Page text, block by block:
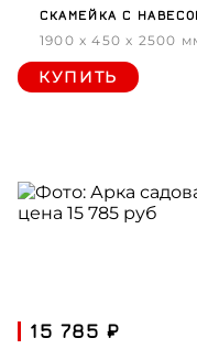
СКАМЕЙКА С
1900 x 450 x 2500
КУПИТЬ
15 785 ₽